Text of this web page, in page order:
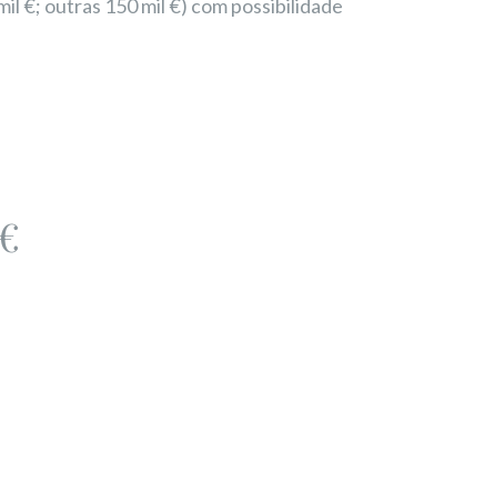
€; outras 150 mil €) com possibilidade